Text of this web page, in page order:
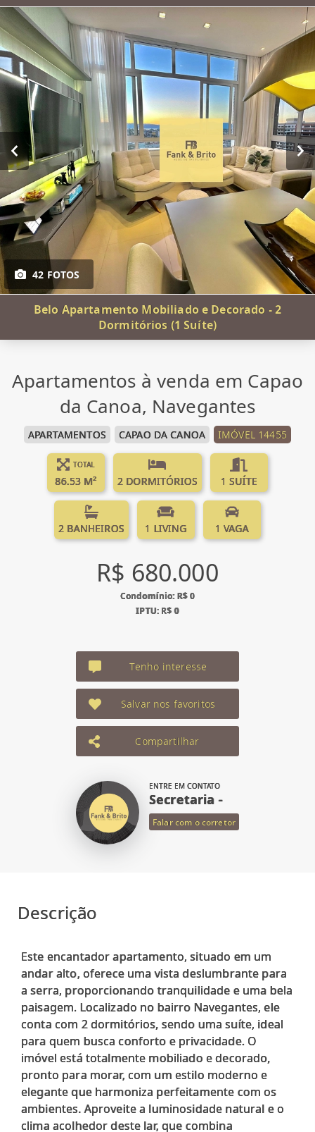
42 FOTOS
Belo Apartamento Mobiliado e Decorado - 2
Dormitórios (1 Suíte)
Apartamentos à venda em Capao
da Canoa, Navegantes
APARTAMENTOS CAPAO DA CANOA IMÓVEL 14455
TOTAL
86.53 M² 2 DORMITÓRIOS 1 SUÍTE
2 BANHEIROS 1 LIVING 1 VAGA
R$ 680.000
Condomínio: R$ 0
IPTU: R$ 0
Tenho interesse
Salvar nos favoritos
Compartilhar
ENTRE EM CONTATO
Secretaria -
Falar com o corretor
Descrição
Este encantador apartamento, situado em um
andar alto, oferece uma vista deslumbrante para
a serra, proporcionando tranquilidade e uma bela
paisagem. Localizado no bairro Navegantes, ele
conta com 2 dormitórios, sendo uma suíte, ideal
para quem busca conforto e privacidade. O
imóvel está totalmente mobiliado e decorado,
pronto para morar, com um estilo moderno e
elegante que harmoniza perfeitamente com os
ambientes. Aproveite a luminosidade natural e o
clima acolhedor deste lar, que combina